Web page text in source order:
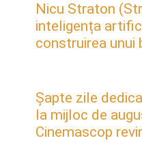
Nicu Straton
inteligența
construirea unui
Șapte zile
la mijloc de
Cinemascop